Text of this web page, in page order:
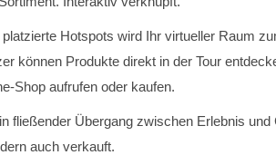
Hotspots wird Ihr virtueller Raum
können Produkte direkt in der Tour
Shop aufrufen oder kaufen.
fließender Übergang zwischen Erlebnis
auch verkauft.